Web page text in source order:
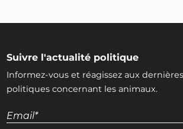
Suivre l'actualité politique
Informez-vous et réagissez aux
politiques concernant les animaux.